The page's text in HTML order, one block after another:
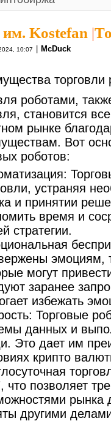
Kostefan |
10:07 McDuck
роботами,
становится
рынке
Вот
роботов:
устраняя
и принятии
время и
стратегии.
эмоциям,
могут
заранее
избежать
Торговые
данных и
Это дает им
крипто
что позволяет
рынка
другими